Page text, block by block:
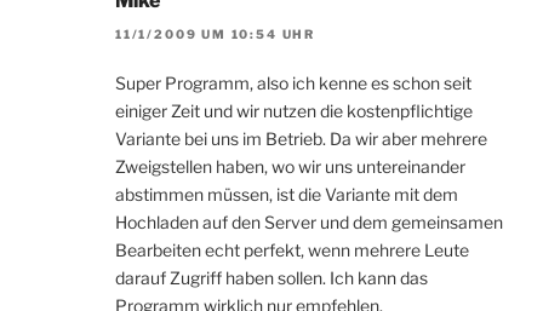
11/1/2009 UM 10:54 UHR
Super Programm, also ich kenne es schon seit
einiger Zeit und wir nutzen die kostenpflichtige
Variante bei uns im Betrieb. Da wir aber mehrere
Zweigstellen haben, wo wir uns untereinander
abstimmen müssen, ist die Variante mit dem
Hochladen auf den Server und dem gemeinsamen
Bearbeiten echt perfekt, wenn mehrere Leute
darauf Zugriff haben sollen. Ich kann das
Programm wirklich nur empfehlen.